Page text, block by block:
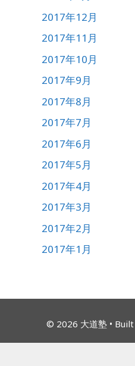
2017年12月
2017年11月
2017年10月
2017年9月
2017年8月
2017年7月
2017年6月
2017年5月
2017年4月
2017年3月
2017年2月
2017年1月
© 2026 大道塾•